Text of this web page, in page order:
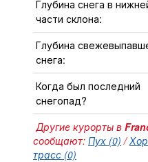
Глубина снега в
части склона:
Глубина
снега:
Когда был последний
снегопад?
Другие курорты в
сообщают: Пух (0) /
трасс (0)